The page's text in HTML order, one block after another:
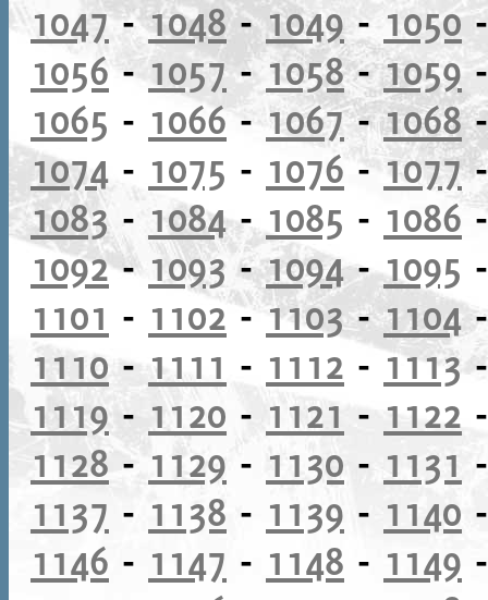
1047-1048-1049 -1050
1056-1057- 1058-1059
1065 - 1066-1067-1068
1074 - 1075 - 1076 -1077
1083 - 1084- 1085 - 1086
1092- 1093-1094-1095
1101 - 1102-1103-1104
1110- 1111 - 1112 -1113
1119- 1120 - 1121 - 1122
1128- 1129 - 1130 - 1131
1137 - 1138 - 1139 - 1140
1146 - 1147 - 1148 - 1149